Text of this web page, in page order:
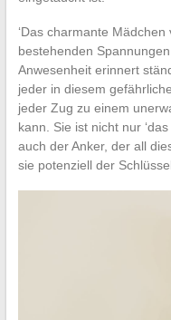
‘Das charmante Mädchen
bestehenden
Anwesenheit erinnert
jeder in diesem
jeder Zug zu einem
kann. Sie ist nicht nur
auch der Anker, der all
sie potenziell der